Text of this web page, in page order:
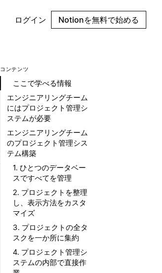
ログイン Notionを無料で始める
コンテンツ
ここで学べる情報
エンジニアリングチーム
にはプロジェクト管理シ
ステムが必要
エンジニアリングチーム
のプロジェクト管理シス
テム構築
1. ひとつのデータベー
スですべてを管理
2. プロジェクトを整理
し、表示方法をカスタ
マイズ
3. プロジェクトの全タ
スクを一か所に集約
4. プロジェクト管理シ
ステムの内部で直接作